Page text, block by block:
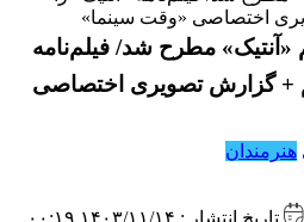
اختصاصی «وقت سینما»
مطرح شد/ فیلم‌نامه
+ گزارش تصویری اختصاصی
هنرمندان